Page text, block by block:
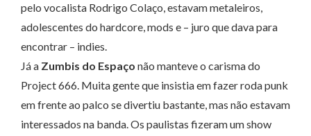
pelo vocalista Rodrigo Colaço, estavam metaleiros,
adolescentes do hardcore, mods e – juro que dava para
encontrar – indies.
Já a Zumbis do Espaço não manteve o carisma do
Project 666. Muita gente que insistia em fazer roda punk
em frente ao palco se divertiu bastante, mas não estavam
interessados na banda. Os paulistas fizeram um show